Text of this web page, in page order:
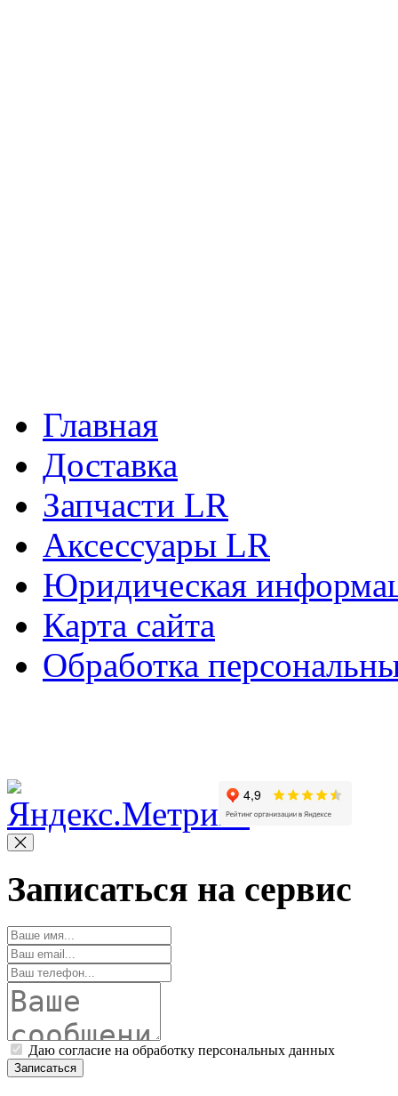
Главная
Доставка
Запчасти LR
Аксессуары LR
Юридическая
Карта сайта
Обработка
Записаться на сервис
Даю согласие на обработку персональных данных
Записаться